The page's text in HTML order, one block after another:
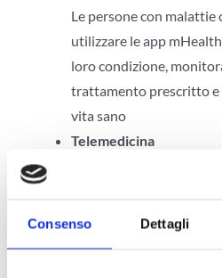
Consenso Dettagli
Le persone con malattie
utilizzare le app
loro condizione,
trattamento prescritto
vita sano
Telemedicina
Le piattaforme
comunicazione remota
professionisti sanitari,